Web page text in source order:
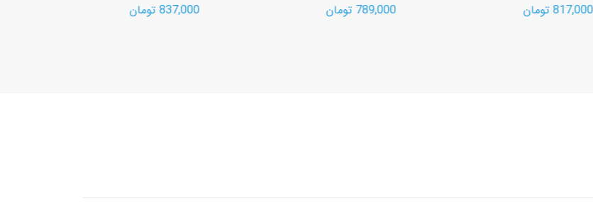
817,000 تومان 789,000 تومان 837,000 تومان